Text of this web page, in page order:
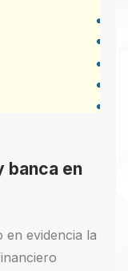
banca en
en evidencia la